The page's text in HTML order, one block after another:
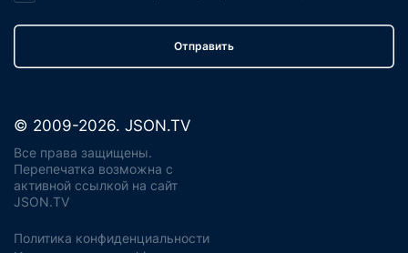
Отправить
© 2009-2026. JSON.TV
Все права защищены.
Перепечатка возможна с
активной ссылкой на сайт
JSON.TV
Политика конфиденциальности